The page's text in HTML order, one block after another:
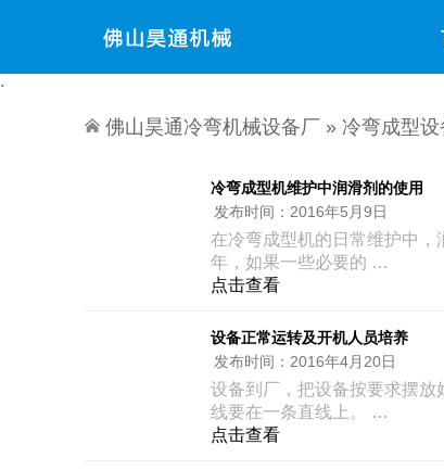
佛山昊通冷弯机械设备厂 » 冷弯成型
冷弯成型机维护中润滑剂的使用
发布时间： 2016年5月9日
在冷弯成型机的日常维护中
年，如果一些必要的 …
点击查看
设备正常运转及开机人员培养
发布时间： 2016年4月20日
设备到厂，把设备按要求摆
线要在一条直线上。 …
点击查看